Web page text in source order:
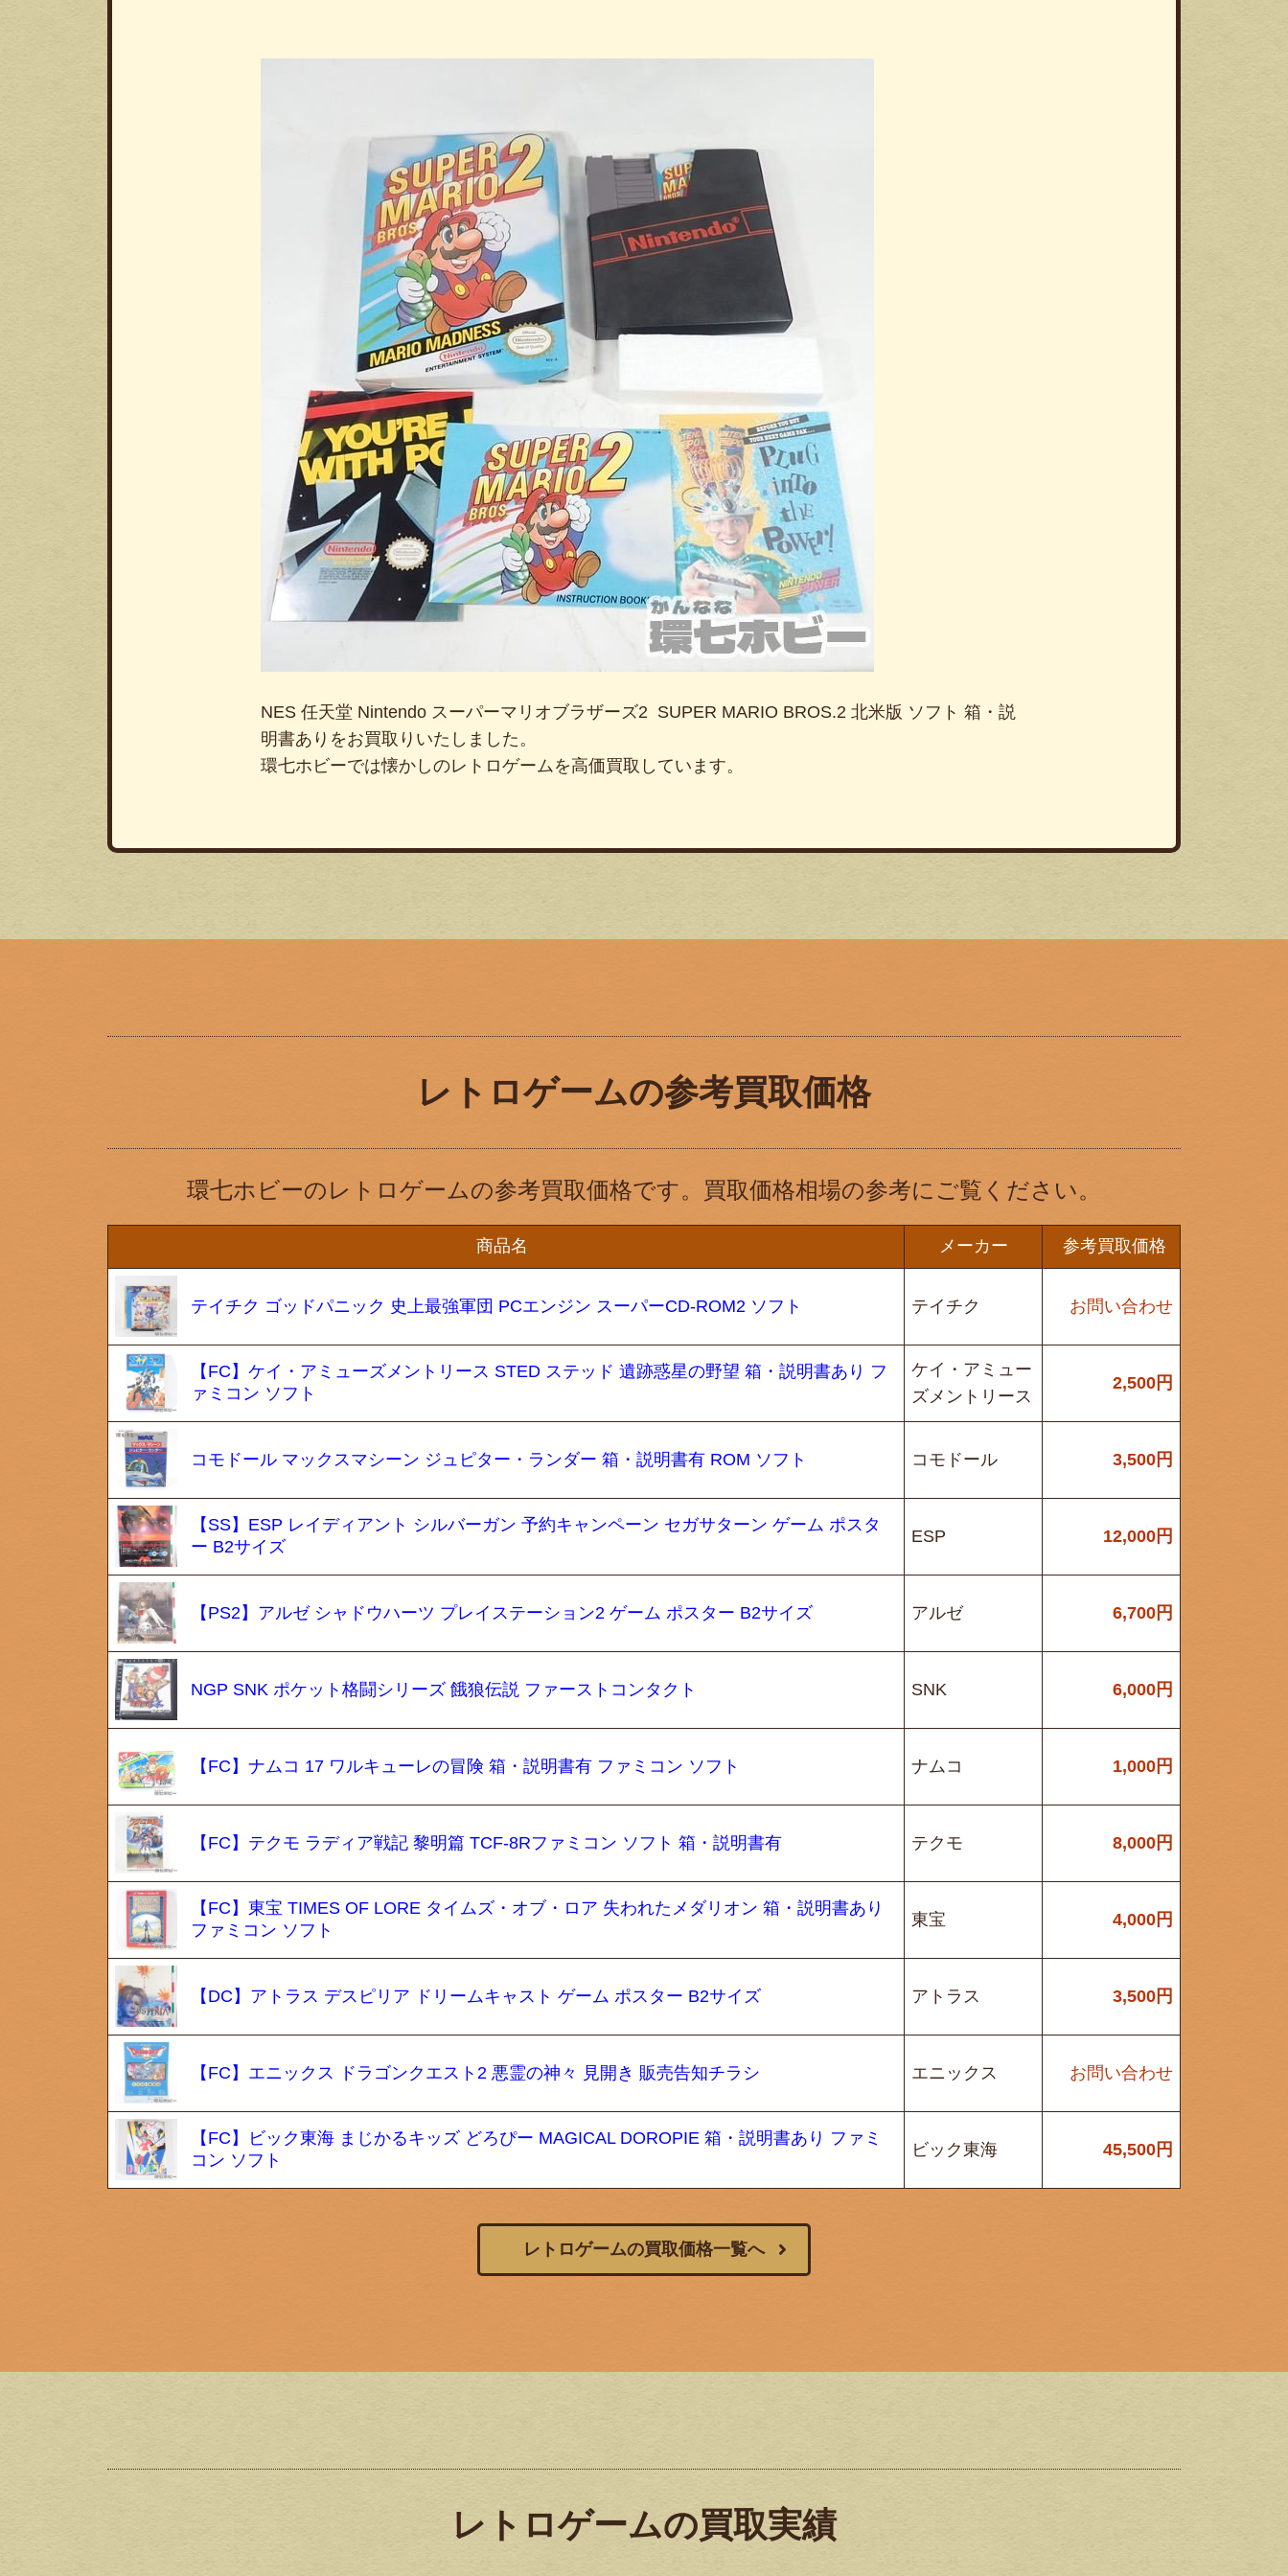
NES 任天堂 Nintendo スーパーマリオブラザーズ2 SUPER MARIO BROS.2 北米版 ソフト 箱・説
明書ありをお買取りいたしました。
環七ホビーでは懐かしのレトロゲームを高価買取しています。
レトロゲームの参考買取価格
環七ホビーのレトロゲームの参考買取価格です。買取価格相場の参考にご覧ください。
商品名 メーカー 参考買取価格
テイチク ゴッドパニック 史上最強軍団 PCエンジン スーパーCD-ROM2 ソフト テイチク お問い合わせ
【FC】ケイ・アミューズメントリース STED ステッド 遺跡惑星の野望 箱・説明書あり フ
ァミコン ソフト
ケイ・アミュー
ズメントリース
2,500円
コモドール マックスマシーン ジュピター・ランダー 箱・説明書有 ROM ソフト コモドール 3,500円
【SS】ESP レイディアント シルバーガン 予約キャンペーン セガサターン ゲーム ポスタ
ー B2サイズ
ESP 12,000円
【PS2】アルゼ シャドウハーツ プレイステーション2 ゲーム ポスター B2サイズ アルゼ 6,700円
NGP SNK ポケット格闘シリーズ 餓狼伝説 ファーストコンタクト SNK 6,000円
【FC】ナムコ 17 ワルキューレの冒険 箱・説明書有 ファミコン ソフト ナムコ 1,000円
【FC】テクモ ラディア戦記 黎明篇 TCF-8Rファミコン ソフト 箱・説明書有 テクモ 8,000円
【FC】東宝 TIMES OF LORE タイムズ・オブ・ロア 失われたメダリオン 箱・説明書あり
ファミコン ソフト
東宝 4,000円
【DC】アトラス デスピリア ドリームキャスト ゲーム ポスター B2サイズ アトラス 3,500円
【FC】エニックス ドラゴンクエスト2 悪霊の神々 見開き 販売告知チラシ エニックス お問い合わせ
【FC】ビック東海 まじかるキッズ どろぴー MAGICAL DOROPIE 箱・説明書あり ファミ
コン ソフト
ビック東海 45,500円
レトロゲームの買取価格一覧へ
レトロゲームの買取実績